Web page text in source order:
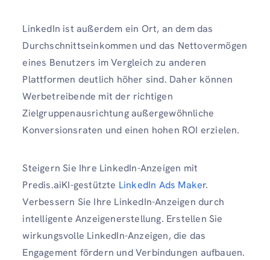
LinkedIn ist außerdem ein Ort, an dem das
Durchschnittseinkommen und das Nettovermögen
eines Benutzers im Vergleich zu anderen
Plattformen deutlich höher sind. Daher können
Werbetreibende mit der richtigen
Zielgruppenausrichtung außergewöhnliche
Konversionsraten und einen hohen ROI erzielen.
Steigern Sie Ihre LinkedIn-Anzeigen mit
Predis.aiKI-gestützte LinkedIn Ads Maker.
Verbessern Sie Ihre LinkedIn-Anzeigen durch
intelligente Anzeigenerstellung. Erstellen Sie
wirkungsvolle LinkedIn-Anzeigen, die das
Engagement fördern und Verbindungen aufbauen.